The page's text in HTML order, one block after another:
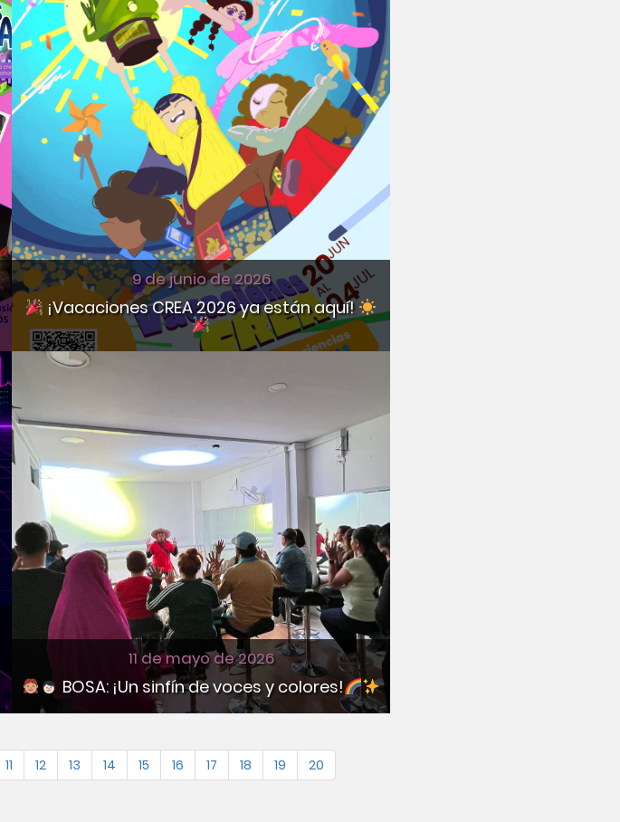
9 de junio de 2026
¡Vacaciones CREA 2026 ya están aquí!
11 de mayo de 2026
BOSA: ¡Un sinfín de voces y colores!
11 12 13 14 15 16 17 18 19 20